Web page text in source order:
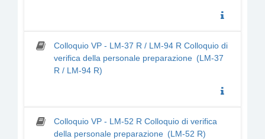
Colloquio VP - LM-37 R / LM-94 R Colloquio di
verifica della personale preparazione (LM-37
R / LM-94 R)
Colloquio VP - LM-52 R Colloquio di verifica
della personale preparazione (LM-52 R)